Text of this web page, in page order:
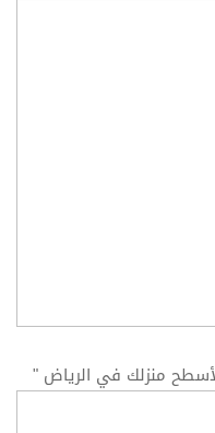
منزلك في الرياض "